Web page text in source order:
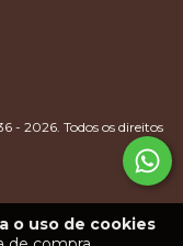
o uso de cookies
- 2026. Todos os direitos